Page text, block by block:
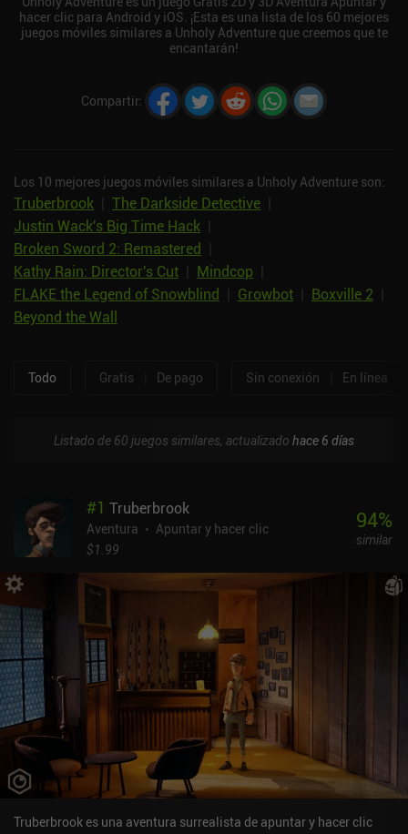
hacer clic para Android y iOS. ¡Esta es una lista de los 60 mejores
juegos móviles similares a Unholy Adventure que creemos que te
encantarán!
Compartir:
Los 10 mejores juegos móviles similares a Unholy Adventure son:
Truberbrook The Darkside Detective
Justin Wack's Big Time Hack
Broken Sword 2: Remastered
Kathy Rain: Director's Cut
Mindcop
FLAKE the Legend of Snowblind
Growbot Boxville 2
Beyond the Wall
Todo Gratis De pago Sin conexión En línea
Listado de 60 juegos similares, actualizado hace 6 días
#1 Truberbrook
Aventura
Apuntar y hacer clic
$1.99
94%
similar
Truberbrook es una aventura surrealista de apuntar y hacer clic